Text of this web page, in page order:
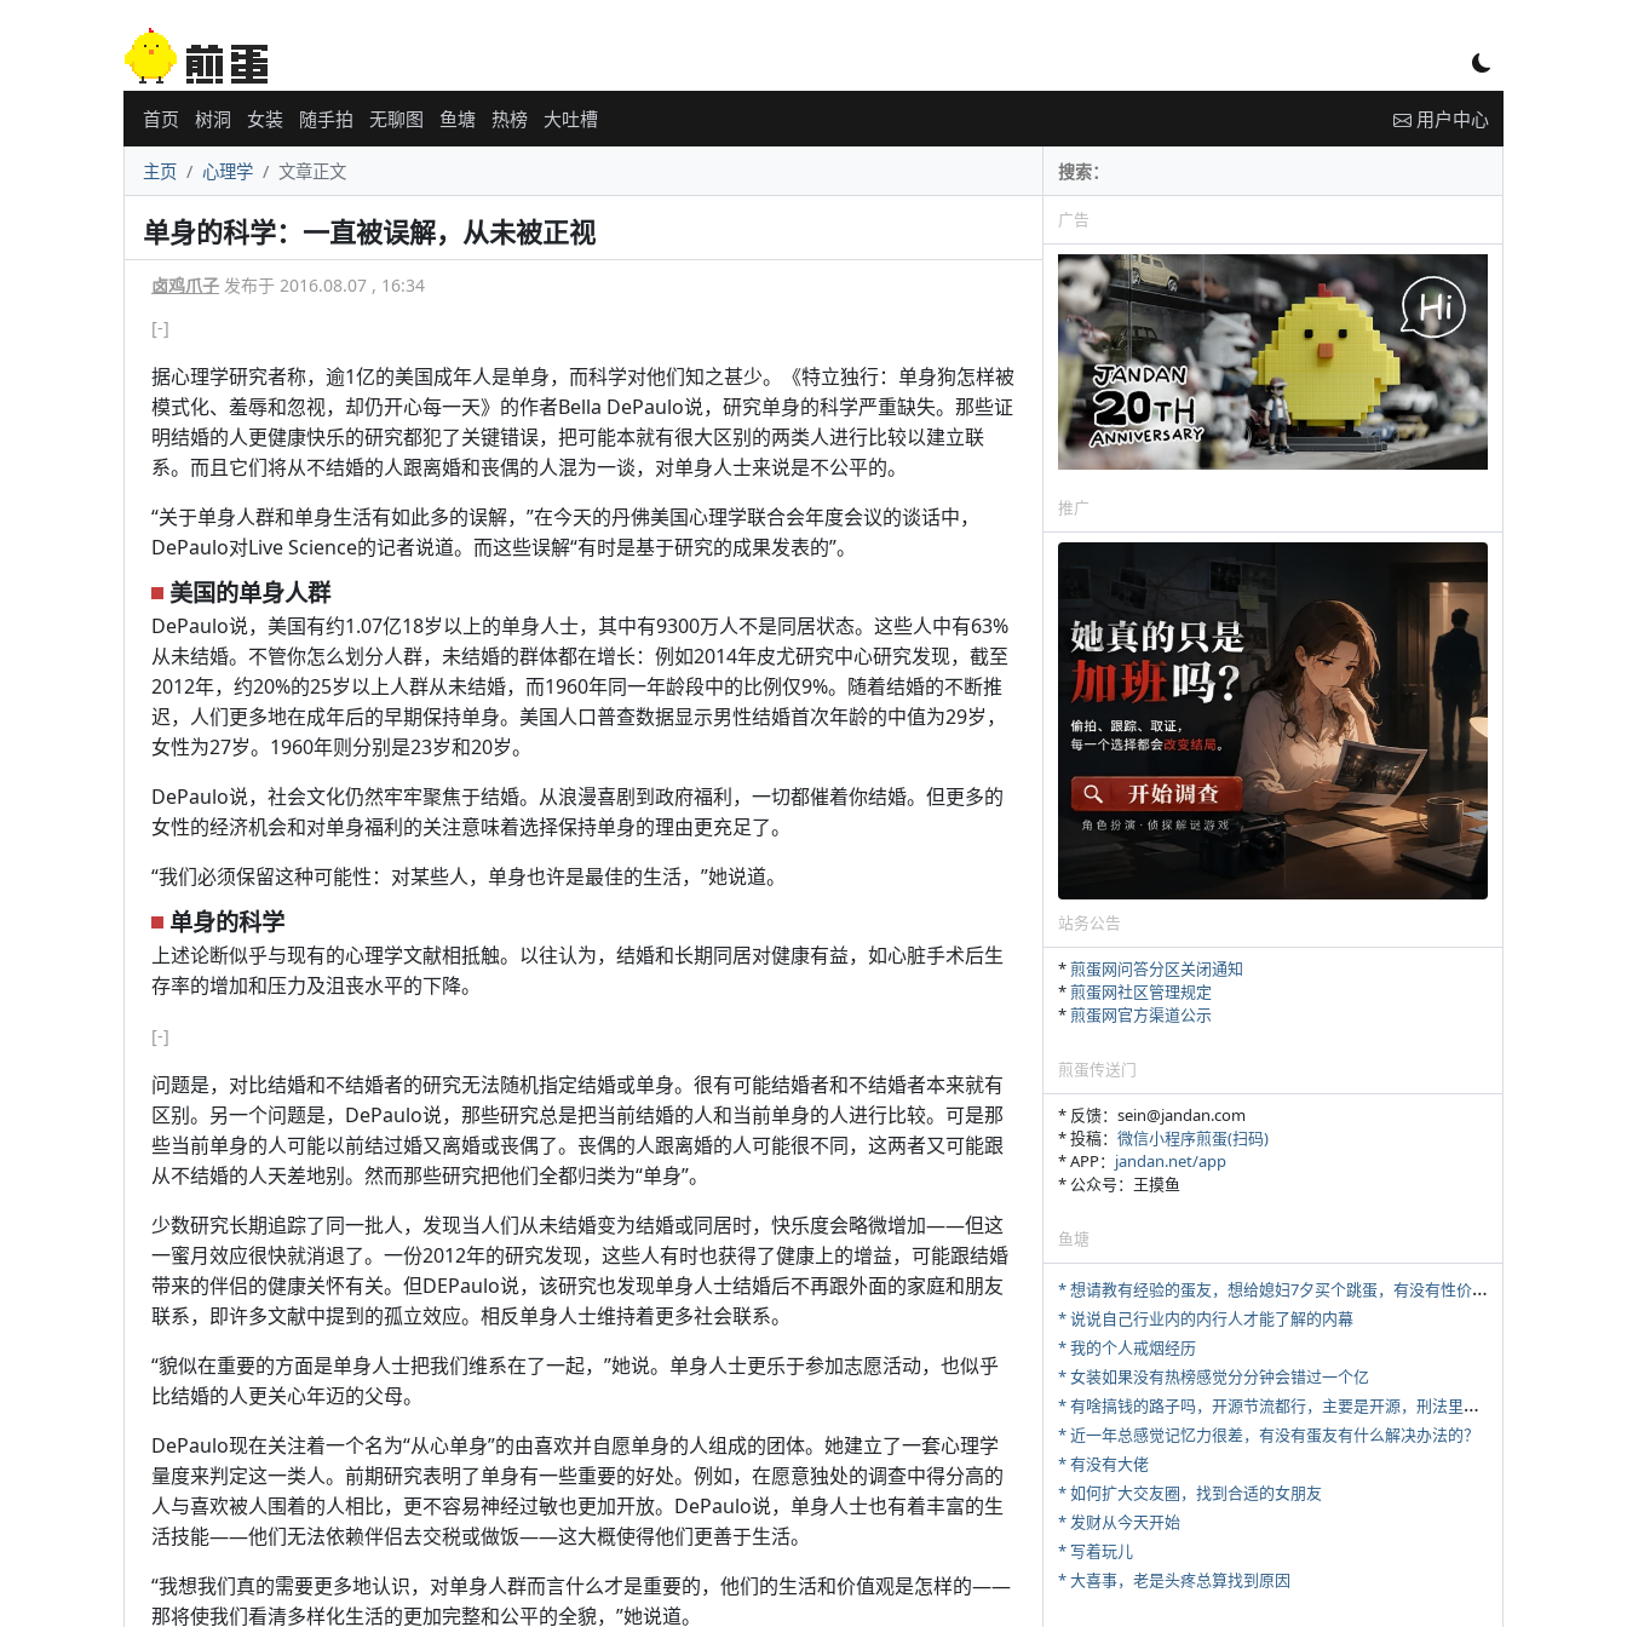
首页 树洞 女装 随手拍 无聊图 鱼塘 热榜 大吐槽 用户中心
主页 心理学 文章正文
单身的科学：一直被误解，从未被正视
卤鸡爪子 发布于 2016.08.07 , 16:34
[-]
据心理学研究者称，逾1亿的美国成年人是单身，而科学对他们知之甚少。《特立独行：单身狗怎样被
模式化、羞辱和忽视，却仍开心每一天》的作者Bella DePaulo说，研究单身的科学严重缺失。那些证
明结婚的人更健康快乐的研究都犯了关键错误，把可能本就有很大区别的两类人进行比较以建立联
系。而且它们将从不结婚的人跟离婚和丧偶的人混为一谈，对单身人士来说是不公平的。
“关于单身人群和单身生活有如此多的误解，”在今天的丹佛美国心理学联合会年度会议的谈话中，
DePaulo对Live Science的记者说道。而这些误解“有时是基于研究的成果发表的”。
美国的单身人群
DePaulo说，美国有约1.07亿18岁以上的单身人士，其中有9300万人不是同居状态。这些人中有63%
从未结婚。不管你怎么划分人群，未结婚的群体都在增长：例如2014年皮尤研究中心研究发现，截至
2012年，约20%的25岁以上人群从未结婚，而1960年同一年龄段中的比例仅9%。随着结婚的不断推
迟，人们更多地在成年后的早期保持单身。美国人口普查数据显示男性结婚首次年龄的中值为29岁，
女性为27岁。1960年则分别是23岁和20岁。
DePaulo说，社会文化仍然牢牢聚焦于结婚。从浪漫喜剧到政府福利，一切都催着你结婚。但更多的
女性的经济机会和对单身福利的关注意味着选择保持单身的理由更充足了。
“我们必须保留这种可能性：对某些人，单身也许是最佳的生活，”她说道。
单身的科学
上述论断似乎与现有的心理学文献相抵触。以往认为，结婚和长期同居对健康有益，如心脏手术后生
存率的增加和压力及沮丧水平的下降。
[-]
问题是，对比结婚和不结婚者的研究无法随机指定结婚或单身。很有可能结婚者和不结婚者本来就有
区别。另一个问题是，DePaulo说，那些研究总是把当前结婚的人和当前单身的人进行比较。可是那
些当前单身的人可能以前结过婚又离婚或丧偶了。丧偶的人跟离婚的人可能很不同，这两者又可能跟
从不结婚的人天差地别。然而那些研究把他们全都归类为“单身”。
少数研究长期追踪了同一批人，发现当人们从未结婚变为结婚或同居时，快乐度会略微增加——但这
一蜜月效应很快就消退了。一份2012年的研究发现，这些人有时也获得了健康上的增益，可能跟结婚
带来的伴侣的健康关怀有关。但DEPaulo说，该研究也发现单身人士结婚后不再跟外面的家庭和朋友
联系，即许多文献中提到的孤立效应。相反单身人士维持着更多社会联系。
“貌似在重要的方面是单身人士把我们维系在了一起，”她说。单身人士更乐于参加志愿活动，也似乎
比结婚的人更关心年迈的父母。
DePaulo现在关注着一个名为“从心单身”的由喜欢并自愿单身的人组成的团体。她建立了一套心理学
量度来判定这一类人。前期研究表明了单身有一些重要的好处。例如，在愿意独处的调查中得分高的
人与喜欢被人围着的人相比，更不容易神经过敏也更加开放。DePaulo说，单身人士也有着丰富的生
活技能——他们无法依赖伴侣去交税或做饭——这大概使得他们更善于生活。
“我想我们真的需要更多地认识，对单身人群而言什么才是重要的，他们的生活和价值观是怎样的——
那将使我们看清多样化生活的更加完整和公平的全貌，”她说道。
广告
推广
站务公告
*煎蛋网问答分区关闭通知
*煎蛋网社区管理规定
*煎蛋网官方渠道公示
煎蛋传送门
* 反馈：sein@jandan.com
* 投稿： 微信小程序煎蛋(扫码)
* APP： jandan.net/app
* 公众号：王摸鱼
鱼塘
*
想请教有经验的蛋友，想给媳妇7夕买个跳蛋，有没有性价比高的推荐
* 说说自己行业内的内行人才能了解的内幕
* 我的个人戒烟经历
* 女装如果没有热榜感觉分分钟会错过一个亿
*
有啥搞钱的路子吗，开源节流都行，主要是开源，刑法里的咱不做
* 近一年总感觉记忆力很差，有没有蛋友有什么解决办法的？
* 有没有大佬
* 如何扩大交友圈，找到合适的女朋友
* 发财从今天开始
* 写着玩儿
* 大喜事，老是头疼总算找到原因